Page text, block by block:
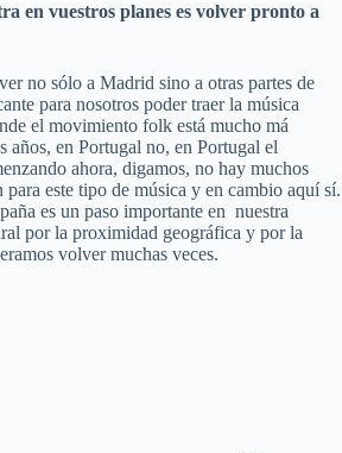
en vuestros planes es volver pronto a
no sólo a Madrid sino a otras partes de
para nosotros poder traer la música
el movimiento folk está mucho má
años, en Portugal no, en Portugal el
ahora, digamos, no hay muchos
para este tipo de música y en cambio aquí sí.
es un paso importante en nuestra
por la proximidad geográfica y por la
volver muchas veces.